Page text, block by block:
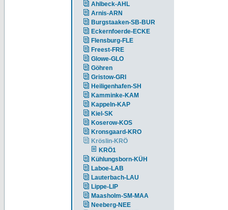
Ahlbeck-AHL
Arnis-ARN
Burgstaaken-SB-BUR
Eckernfoerde-ECKE
Flensburg-FLE
Freest-FRE
Glowe-GLO
Göhren
Gristow-GRI
Heiligenhafen-SH
Kamminke-KAM
Kappeln-KAP
Kiel-SK
Koserow-KOS
Kronsgaard-KRO
Kröslin-KRÖ
KRÖ1
Kühlungsborn-KÜH
Laboe-LAB
Lauterbach-LAU
Lippe-LIP
Maasholm-SM-MAA
Neeberg-NEE